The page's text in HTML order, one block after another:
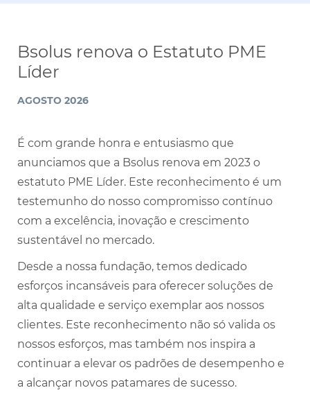
Bsolus renova o Estatuto PME
Líder
AGOSTO 2026
É com grande honra e entusiasmo que
anunciamos que a Bsolus renova em 2023 o
estatuto PME Líder. Este reconhecimento é um
testemunho do nosso compromisso contínuo
com a excelência, inovação e crescimento
sustentável no mercado.
Desde a nossa fundação, temos dedicado
esforços incansáveis para oferecer soluções de
alta qualidade e serviço exemplar aos nossos
clientes. Este reconhecimento não só valida os
nossos esforços, mas também nos inspira a
continuar a elevar os padrões de desempenho e
a alcançar novos patamares de sucesso.